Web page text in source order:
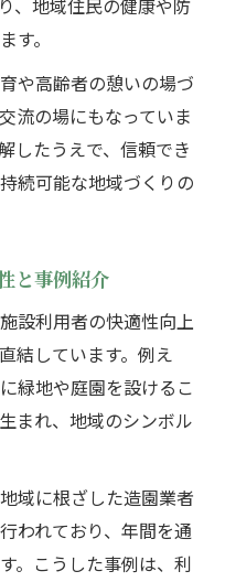
、地域住民の健康や防
す。
や高齢者の憩いの場づ
流の場にもなっていま
したうえで、信頼でき
続可能な地域づくりの
と事例紹介
設利用者の快適性向上
結しています。例え
緑地や庭園を設けるこ
まれ、地域のシンボル
域に根ざした造園業者
われており、年間を通
。こうした事例は、利